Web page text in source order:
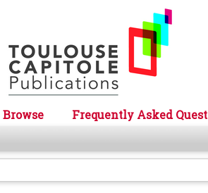
Browse Frequently Asked